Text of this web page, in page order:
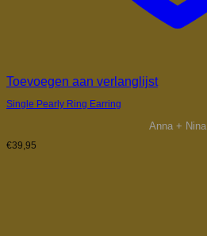
Toevoegen aan verlanglijst
Single Pearly Ring Earring
Anna + Nina
€39,95